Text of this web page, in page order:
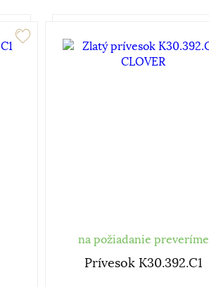
na požiadanie preveríme
Prívesok K30.392.C1